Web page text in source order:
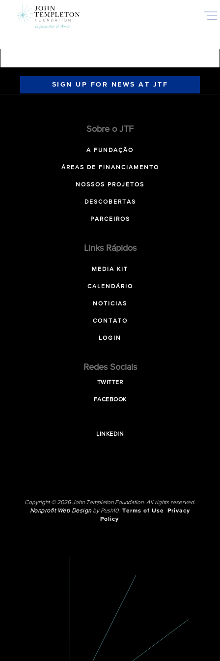
SIGN UP FOR NEWS AT JTF
Sobre o JTF
A FUNDAÇÃO
ÁREAS DE FINANCIAMENTO
NOSSOS PROJETOS
DESCOBERTAS
PARCEIROS
Links Rápidos
MEDIA KIT
CALENDÁRIO
NOTICIAS
CONTATO
LOGIN
Redes Sociais
TWITTER
FACEBOOK
LINKEDIN
Copyright © 2026 John Templeton Foundation. All rights reserved.
Nonprofit Web Designby Push10. Terms of Use
Privacy
Policy